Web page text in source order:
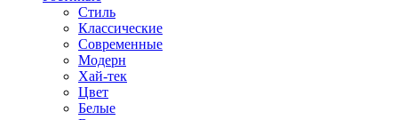
Стиль
Классические
Современные
Модерн
Хай-тек
Цвет
Белые